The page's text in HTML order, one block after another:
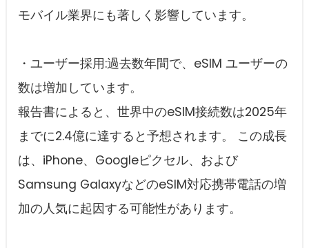
モバイル業界にも著しく影響しています。
・ユーザー採用:過去数年間で、eSIM ユーザーの
数は増加しています。
報告書によると、世界中のeSIM接続数は2025年
までに2.4億に達すると予想されます。 この成長
は、iPhone、Googleピクセル、および
Samsung GalaxyなどのeSIM対応携帯電話の増
加の人気に起因する可能性があります。